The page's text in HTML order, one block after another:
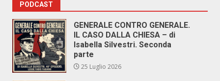
PODCAST
GENERALE CONTRO GENERALE.
IL CASO DALLA CHIESA – di
Isabella Silvestri. Seconda
parte
25 Luglio 2026